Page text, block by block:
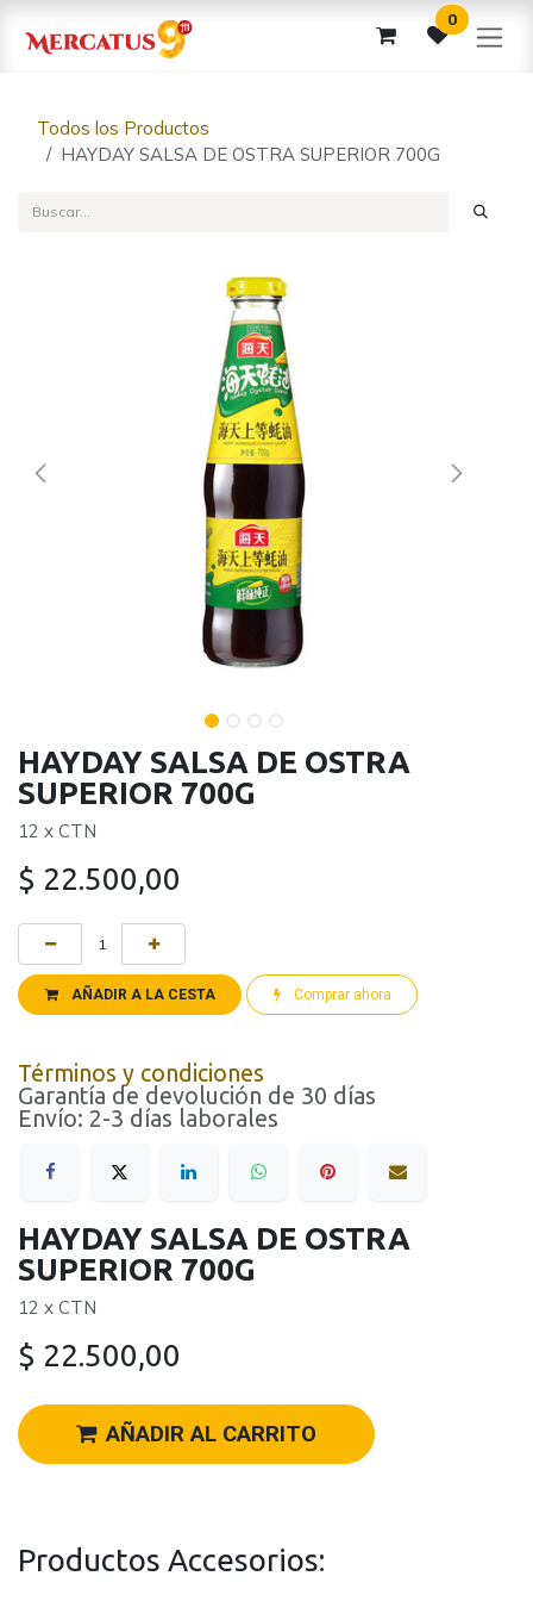
0
Todos los Productos
HAYDAY SALSA DE OSTRA SUPERIOR 700G
HAYDAY SALSA DE OSTRA
SUPERIOR 700G
12 x CTN
$ 22.500,00
AÑADIR A LA CESTA Comprar ahora
Términos y condiciones
Garantía de devolución de 30 días
Envío: 2-3 días laborales
HAYDAY SALSA DE OSTRA
SUPERIOR 700G
12 x CTN
$ 22.500,00
AÑADIR AL CARRITO
Productos Accesorios: